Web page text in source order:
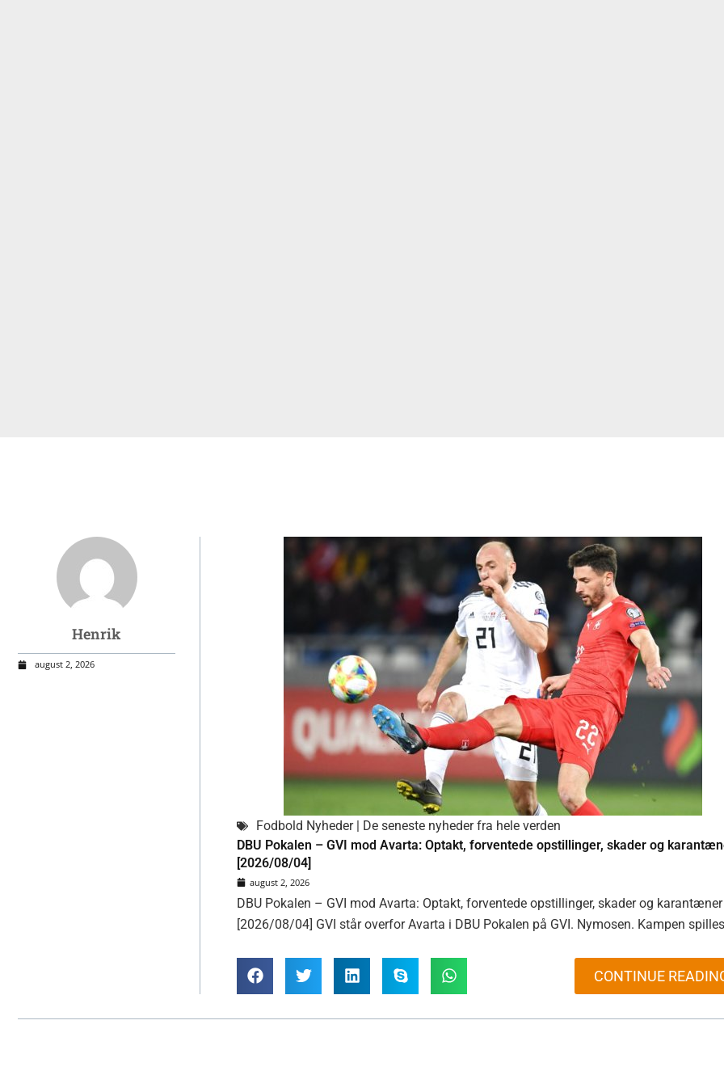
Henrik
august 2, 2026
Fodbold Nyheder | De seneste nyheder fra hele verden
DBU Pokalen – GVI mod Avarta: Optakt, forventede opstillinger, skader og
[2026/08/04]
august 2, 2026
DBU Pokalen – GVI mod Avarta: Optakt, forventede opstillinger, skader og karantæner
[2026/08/04] GVI står overfor Avarta i DBU Pokalen på GVI. Nymosen. Kampen spilles
CONTINUE